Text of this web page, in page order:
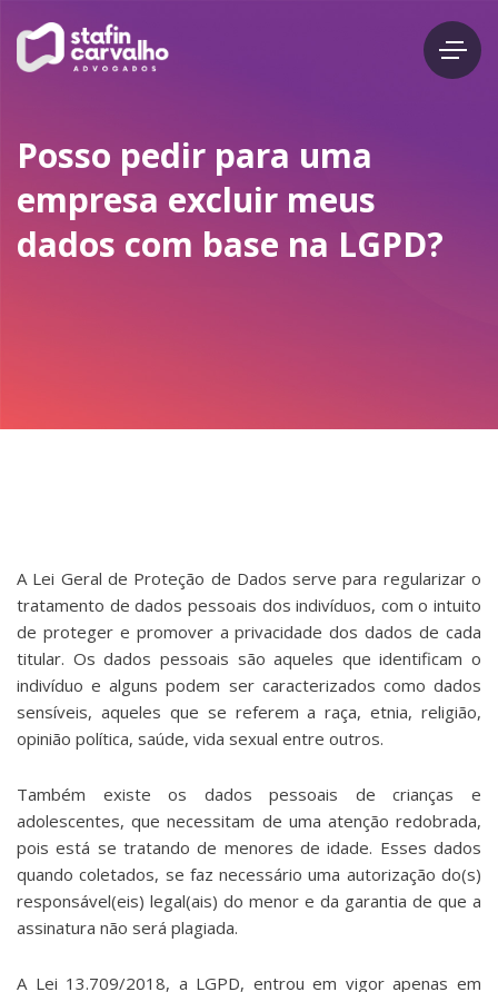
Posso pedir para uma
empresa excluir meus
dados com base na LGPD?
A Lei Geral de Proteção de Dados serve para regularizar o
tratamento de dados pessoais dos indivíduos, com o intuito
de proteger e promover a privacidade dos dados de cada
titular. Os dados pessoais são aqueles que identificam o
indivíduo e alguns podem ser caracterizados como dados
sensíveis, aqueles que se referem a raça, etnia, religião,
opinião política, saúde, vida sexual entre outros.
Também existe os dados pessoais de crianças e
adolescentes, que necessitam de uma atenção redobrada,
pois está se tratando de menores de idade. Esses dados
quando coletados, se faz necessário uma autorização do(s)
responsável(eis) legal(ais) do menor e da garantia de que a
assinatura não será plagiada.
A Lei 13.709/2018, a LGPD, entrou em vigor apenas em